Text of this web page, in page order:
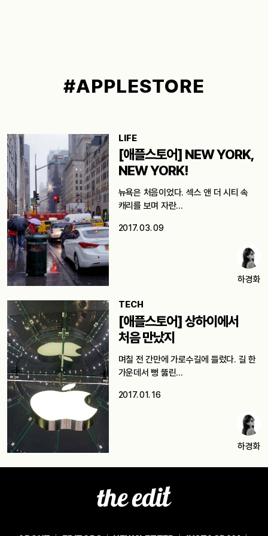
#APPLESTORE
LIFE
[애플스토어] NEW YORK,
NEW YORK!
뉴욕은 처음이었다. 섹스 앤 더 시티 속
캐리를 보며 자란…
2017. 03. 09
하경화
TECH
[애플스토어] 상하이에서
처음 만났지
며칠 전 간만에 가로수길에 들렀다. 길 한
가운데서 뻥 뚫린…
2017. 01. 16
하경화